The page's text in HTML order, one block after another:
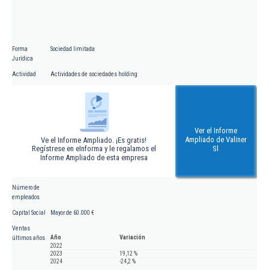
Forma
Jurídica
Sociedad limitada
Actividad Actividades de sociedades holding
Ve el Informe Ampliado. ¡Es gratis!
Regístrese en eInforma y le regalamos el
Informe Ampliado de esta empresa
Ver el Informe
Ampliado de Valiner
Sl
Número de
empleados
Capital Social Mayor de 60.000 €
Ventas
últimos años
Año
Variación
2022
2023
19,12 %
2024
-24,2 %